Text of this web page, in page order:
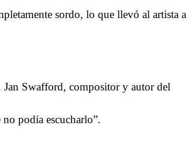
sordo, lo que llevó al artista a
Jan Swafford, compositor y autor del
podía escucharlo”.